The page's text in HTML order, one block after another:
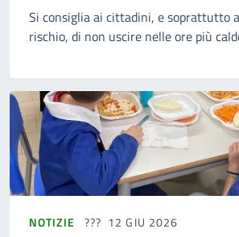
Si consiglia ai cittadini, e soprattutto
rischio, di non uscire nelle ore più
NOTIZIE 12 GIU 2026